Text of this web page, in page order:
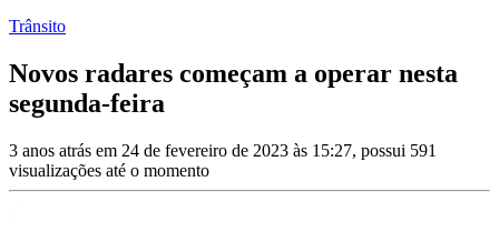
Trânsito
Novos radares começam a operar nesta
segunda-feira
3 anos atrás em 24 de fevereiro de 2023 às 15:27, possui 591
visualizações até o momento